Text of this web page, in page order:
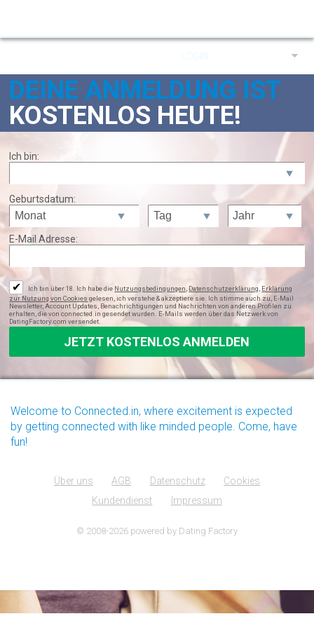
DEINE ANMELDUNG IST
KOSTENLOS HEUTE!
Ich bin:
Geburtsdatum:
E-Mail Adresse:
✔ Ich bin über 18. Ich habe die Nutzungsbedingungen Datenschutzerklärung Erklärung
zur Nutzung von Cookies gelesen, ich verstehe & akzeptiere sie. Ich stimme auch zu, E-Mail
Newsletter, Account Updates, Benachrichtigungen und Nachrichten von anderen Profilen zu
erhalten, die von connected.in gesendet wurden. E-Mails werden über das Netzwerk von
DatingFactory.com versendet.
Welcome to Connected.in, where excitement is expected
by getting connected with like minded people. Come, have
fun!
Über uns AGB Datenschutz
Cookies
Kundendienst
Impressum
© 2008-2026 powered by Dating Factory